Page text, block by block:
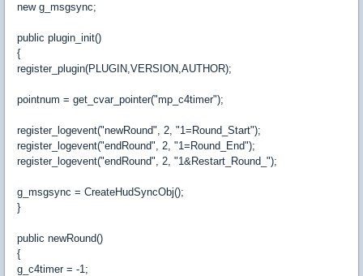
new g_msgsync;
public plugin_init()
{
register_plugin(PLUGIN,VERSION,AUTHOR);
pointnum = get_cvar_pointer("mp_c4timer");
register_logevent("newRound", 2, "1=Round_Start");
register_logevent("endRound", 2, "1=Round_End");
register_logevent("endRound", 2, "1&Restart_Round_");
g_msgsync = CreateHudSyncObj();
}
public newRound()
{
g_c4timer = -1;